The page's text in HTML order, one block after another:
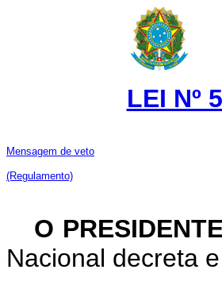
LEI Nº
Mensagem de veto
(Regulamento)
O
Nacional decreta